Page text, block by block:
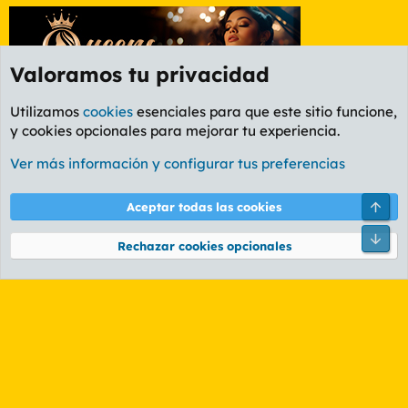
Foro Informática y Videojuegos
Cookies
PL OLDSTYLE AMARILLO
Términos y reglas Política de privacidad Ayuda
Community platform by XenForo® © 2010-2026 XenForo Ltd.
Valoramos tu privacidad
Utilizamos cookies esenciales para que este sitio funcione,
y cookies opcionales para mejorar tu experiencia.
Ver más información y configurar tus preferencias
Aceptar todas las cookies
Rechazar cookies opcionales
Pie